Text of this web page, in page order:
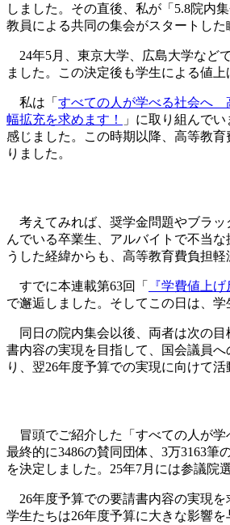
しました。その直後、私が「5.8院内
教員による共同の集会がスタートした
24年5月、東京大学、広島大学など
ました 。この決定後も学生による値
私は「 すべての人が学べる社会へ
幅拡充を求めます！
」に取り組んで
感じました。この時期以降、高等教
りました。
考えてみれば、奨学金問題やブラッ
んでいる卒業生、アルバイトで不当
うした経緯からも、高等教育費負担
すでに本連載第63回「 『学費値上
で邂逅しました。そしてこの日は、
同日の院内集会以後、両者は次の目
書内容の実現を目指して、国会議員
り、翌26年度予算での実現に向けて
冒頭でご紹介した「すべての人が学
最終的に3486の賛同団体、3万3163
を決定しました。25年7月には参議院
26年度予算での要請書内容の実現を
学生たちは26年度予算に大きな影響